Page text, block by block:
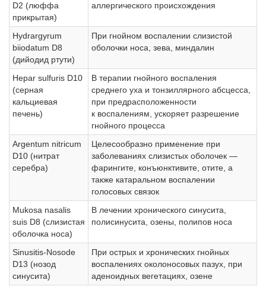
D2 (люффа
прикрытая)
аллергического происхождения
Hydrargyrum
biiodatum D8
(дийодид ртути)
При гнойном воспалении слизистой
оболочки носа, зева, миндалин
Hepar sulfuris D10
(серная
кальциевая
печень)
В терапии гнойного воспаления
среднего уха и тонзиллярного абсцесса,
при предрасположенности
к воспалениям, ускоряет разрешение
гнойного процесса
Argentum nitricum
D10 (нитрат
серебра)
Целесообразно применение при
заболеваниях слизистых оболочек —
фарингите, конъюнктивите, отите, а
также катаральном воспалении
голосовых связок
Mukosa nasalis
suis D8 (слизистая
оболочка носа)
В лечении хронического синусита,
полисинусита, озены, полипов носа
Sinusitis-Nosode
D13 (нозод
синусита)
При острых и хронических гнойных
воспалениях околоносовых пазух, при
аденоидных вегетациях, озене